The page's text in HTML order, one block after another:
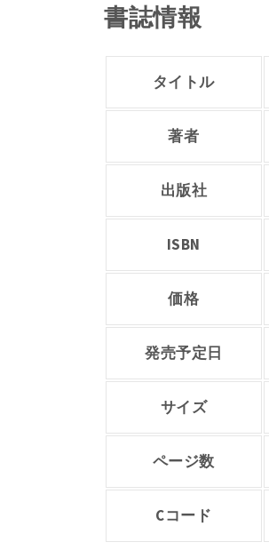
書誌情報
タイトル
著者
出版社
ISBN
価格
発売予定日
サイズ
ページ数
Cコード